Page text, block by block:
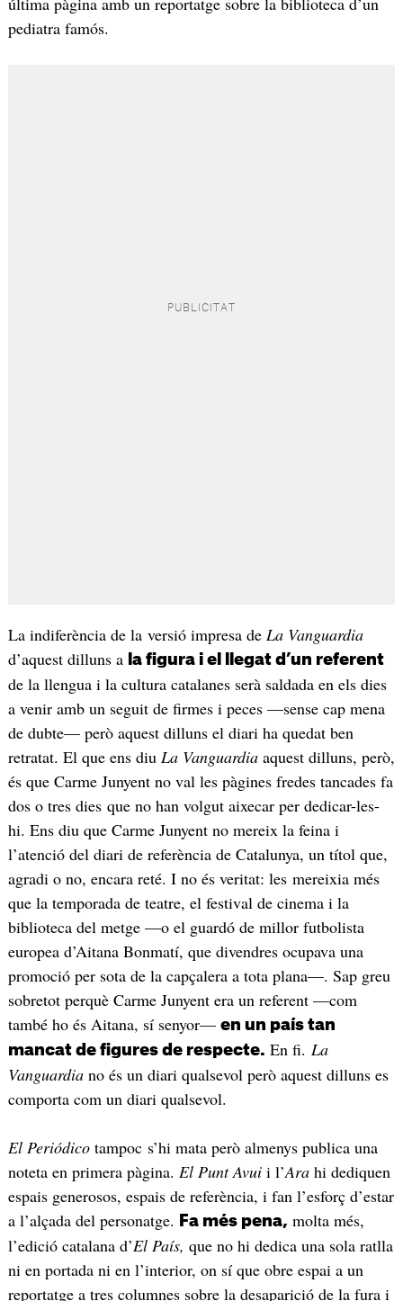
pediatra famós.
La indiferència de la versió impresa de La Vanguardia
d’aquest dilluns a la figura i el llegat d’un referent
de la llengua i la cultura catalanes serà saldada en els dies
a venir amb un seguit de firmes i peces —sense cap mena
de dubte— però aquest dilluns el diari ha quedat ben
retratat. El que ens diu La Vanguardiaaquest dilluns, però,
és que Carme Junyent no val les pàgines fredes tancades fa
dos o tres dies que no han volgut aixecar per dedicar-les-
hi. Ens diu que Carme Junyent no mereix la feina i
l’atenció del diari de referència de Catalunya, un títol que,
agradi o no, encara reté. I no és veritat: les mereixia més
que la temporada de teatre, el festival de cinema i la
biblioteca del metge —o el guardó de millor futbolista
europea d’Aitana Bonmatí, que divendres ocupava una
promoció per sota de la capçalera a tota plana—. Sap greu
sobretot perquè Carme Junyent era un referent —com
també ho és Aitana, sí senyor— en un país tan
mancat de figures de respecte. En fi. La
Vanguardiano és un diari qualsevol però aquest dilluns es
comporta com un diari qualsevol.
El Periódicotampoc s’hi mata però almenys publica una
noteta en primera pàgina. El Punt Avuii l’Arahi dediquen
espais generosos, espais de referència, i fan l’esforç d’estar
a l’alçada del personatge.
Fa més pena, molta més,
l’edició catalana d’El País, que no hi dedica una sola ratlla
ni en portada ni en l’interior, on sí que obre espai a un
reportatge a tres columnes sobre la desaparició de la fura i